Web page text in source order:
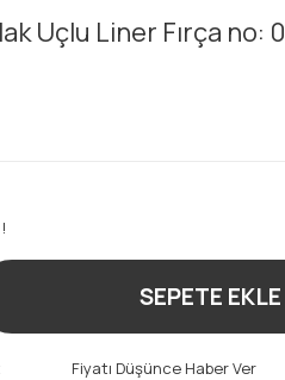
Uçlu Liner Fırça no: 0
SEPETE EKLE
Fiyatı Düşünce Haber Ver